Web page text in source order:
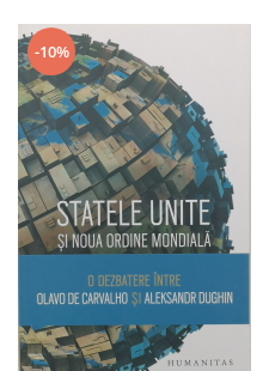
-10%